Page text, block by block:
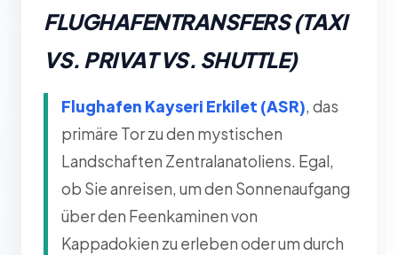
FLUGHAFENTRANSFERS (TAXI
VS. PRIVAT VS. SHUTTLE)
Flughafen Kayseri Erkilet (ASR), das
primäre Tor zu den mystischen
Landschaften Zentralanatoliens. Egal,
ob Sie anreisen, um den Sonnenaufgang
über den Feenkaminen von
Kappadokien zu erleben oder um durch